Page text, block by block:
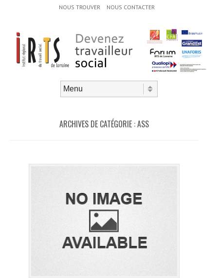
NOUS TROUVER NOUS CONTACTER
ARCHIVES DE CATÉGORIE :ASS